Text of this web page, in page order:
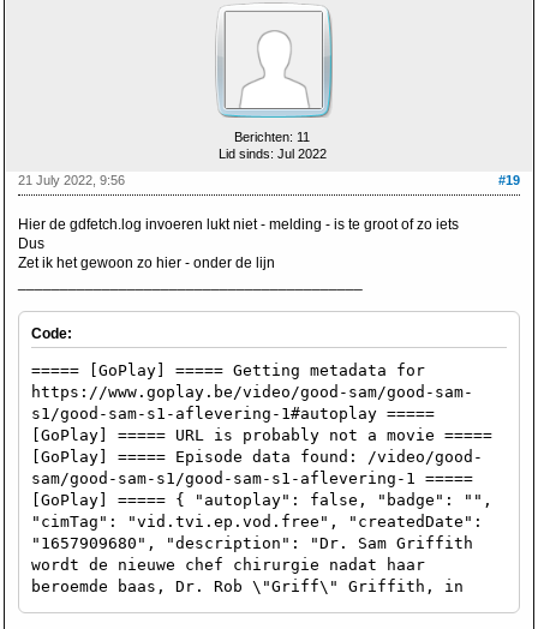
Berichten: 11
Lid sinds: Jul 2022
#19
21 July 2022, 9:56
Hier de gdfetch.log invoeren lukt niet - melding - is te groot of zo iets
Dus
Zet ik het gewoon zo hier - onder de lijn
Code:
===== [GoPlay] ===== Getting metadata for
https://www.goplay.be/video/good-sam/good-sam-
s1/good-sam-s1-aflevering-1#autoplay =====
[GoPlay] ===== URL is probably not a movie =====
[GoPlay] ===== Episode data found: /video/good-
sam/good-sam-s1/good-sam-s1-aflevering-1 =====
[GoPlay] ===== { "autoplay": false, "badge": "",
"cimTag": "vid.tvi.ep.vod.free", "createdDate":
"1657909680", "description": "Dr. Sam Griffith
wordt de nieuwe chef chirurgie nadat haar
beroemde baas, Dr. Rob \"Griff\" Griffith, in
coma is beland.", "duration": 2442, "embedCta":